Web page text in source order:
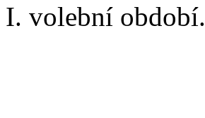
I. volební období.